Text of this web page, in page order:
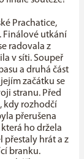
Prachatice,
Finálové utkání
radovala z
v síti. Soupeř
a druhá část
začátku se
stranu. Před
kdy rozhodčí
přerušena
ho držela
přestaly hrát a z
branku.